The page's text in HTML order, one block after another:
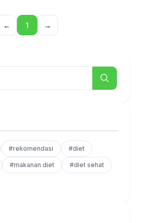
← 1 →
#rekomendasi #diet
#makanan diet #diet sehat